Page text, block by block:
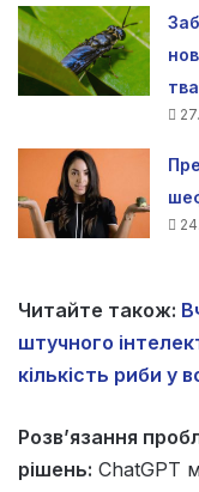
Читайте також:
штучного
кількість риби у
Розв’язання
рішень: ChatGPT